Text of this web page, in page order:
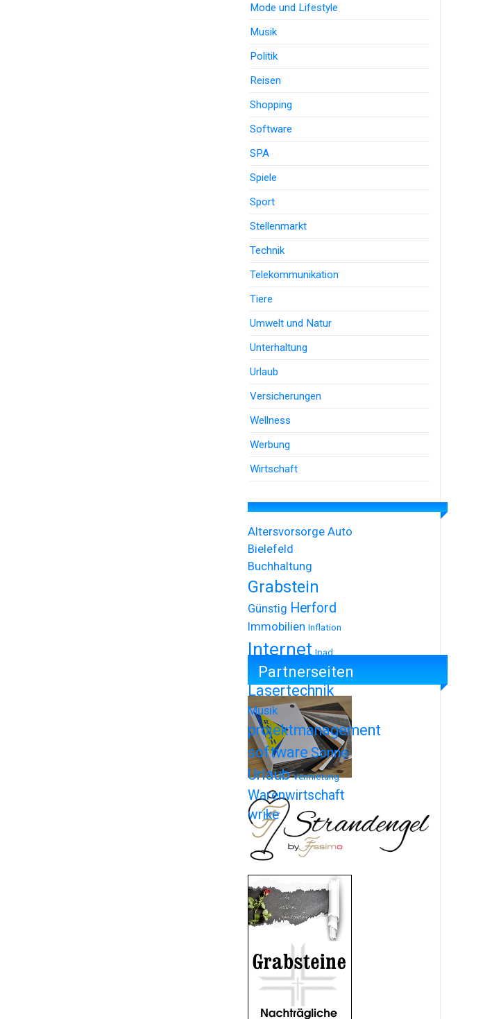
Mode und Lifestyle
Musik
Politik
Reisen
Shopping
Software
SPA
Spiele
Sport
Stellenmarkt
Technik
Telekommunikation
Tiere
Umwelt und Natur
Unterhaltung
Urlaub
Versicherungen
Wellness
Werbung
Wirtschaft
Altersvorsorge Auto
Bielefeld
Buchhaltung
Grabstein
Günstig Herford
Immobilien Inflation
Internet Ipad
Iphone
Lasertechnik
Musik
projektmanagement
softwareSonne
Urlaub Vermietung
Warenwirtschaft
wrike
Partnerseiten